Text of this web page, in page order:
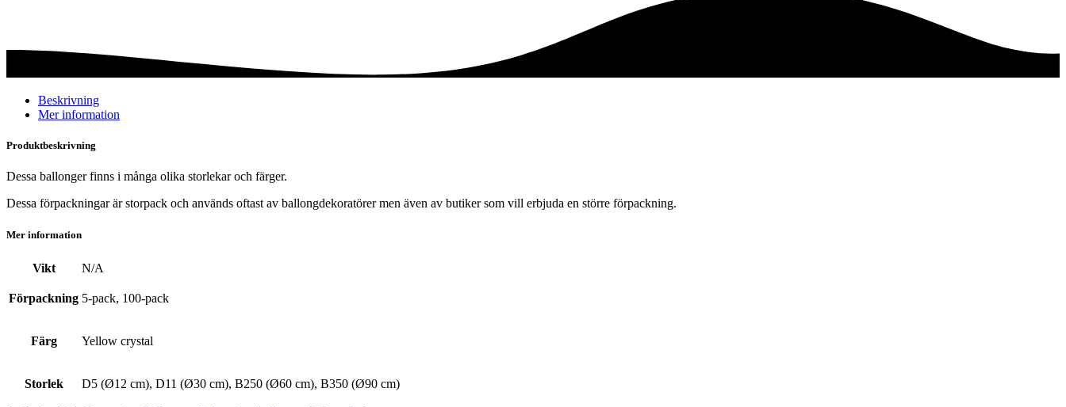
Beskrivning
Mer information
Produktbeskrivning
Dessa ballonger finns i många olika storlekar och färger.
Dessa förpackningar är storpack och används oftast av ballongdekoratörer men även av butiker som vill erbjuda en större förpackning.
Mer information
Vikt N/A
Förpackning 5-pack, 100-pack
Färg Yellow crystal
Storlek D5 (Ø12 cm), D11 (Ø30 cm), B250 (Ø60 cm), B350 (Ø90 cm)